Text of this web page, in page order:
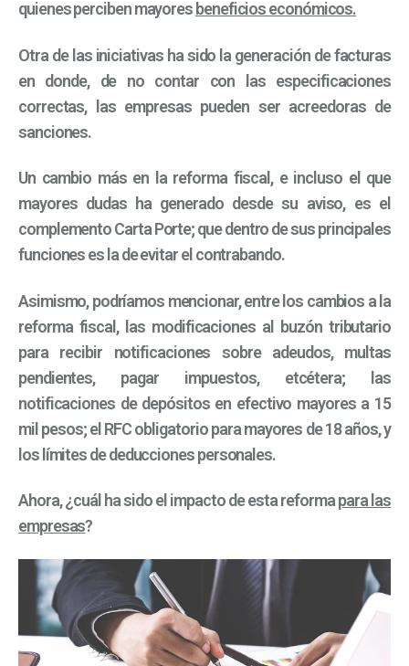
quienes perciben mayores beneficios económicos.
Otra de las iniciativas ha sido la generación de facturas
en donde, de no contar con las especificaciones
correctas, las empresas pueden ser acreedoras de
sanciones.
Un cambio más en la reforma fiscal, e incluso el que
mayores dudas ha generado desde su aviso, es el
complemento Carta Porte; que dentro de sus principales
funciones es la de evitar el contrabando.
Asimismo, podríamos mencionar, entre los cambios a la
reforma fiscal, las modificaciones al buzón tributario
para recibir notificaciones sobre adeudos, multas
pendientes, pagar impuestos, etcétera; las
notificaciones de depósitos en efectivo mayores a 15
mil pesos; el RFC obligatorio para mayores de 18 años, y
los límites de deducciones personales.
Ahora, ¿cuál ha sido el impacto de esta reformapara las
empresas?